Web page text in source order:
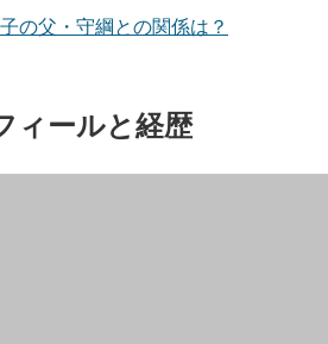
の父・守綱との関係は？
ィールと経歴